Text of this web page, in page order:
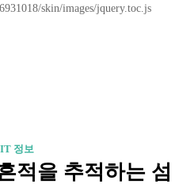
skin/images/jquery.toc.js
IT 정보
적을 추적하는 섬